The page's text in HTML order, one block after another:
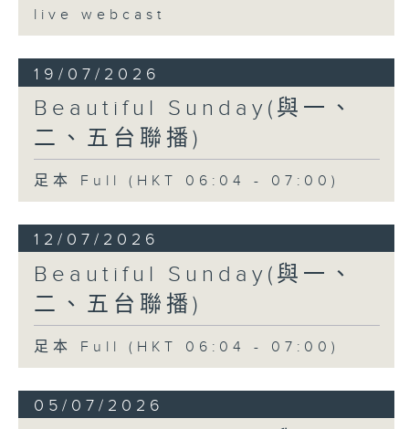
live webcast
19/07/2026
Beautiful Sunday(與一、
二、五台聯播)
足本 Full (HKT 06:04 - 07:00)
12/07/2026
Beautiful Sunday(與一、
二、五台聯播)
足本 Full (HKT 06:04 - 07:00)
05/07/2026